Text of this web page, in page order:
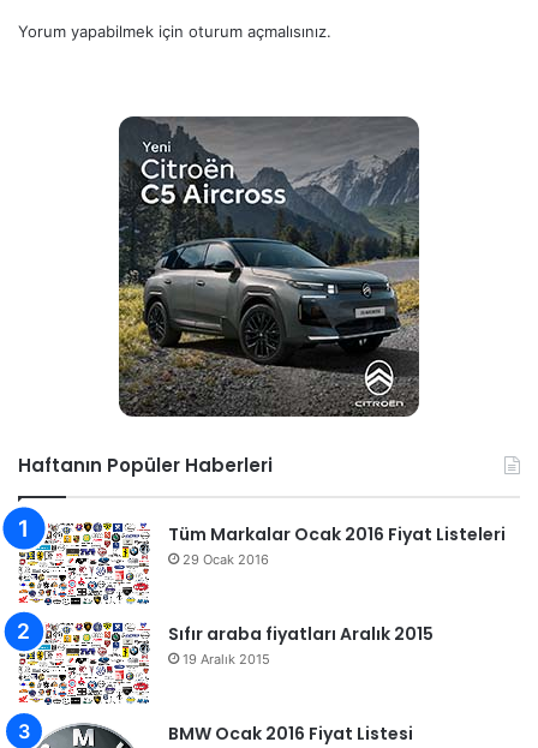
Yorum yapabilmek için oturum açmalısınız.
Haftanın Popüler Haberleri
Tüm Markalar Ocak 2016 Fiyat Listeleri
29 Ocak 2016
Sıfır araba fiyatları Aralık 2015
19 Aralık 2015
BMW Ocak 2016 Fiyat Listesi